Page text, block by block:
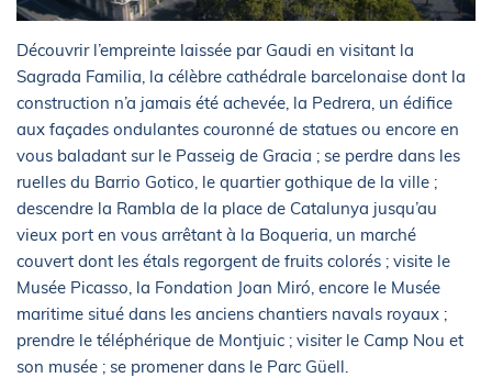
Découvrir l’empreinte laissée par Gaudi en visitant la
Sagrada Familia, la célèbre cathédrale barcelonaise dont la
construction n’a jamais été achevée, la Pedrera, un édifice
aux façades ondulantes couronné de statues ou encore en
vous baladant sur le Passeig de Gracia ; se perdre dans les
ruelles du Barrio Gotico, le quartier gothique de la ville ;
descendre la Rambla de la place de Catalunya jusqu’au
vieux port en vous arrêtant à la Boqueria, un marché
couvert dont les étals regorgent de fruits colorés ; visite le
Musée Picasso, la Fondation Joan Miró, encore le Musée
maritime situé dans les anciens chantiers navals royaux ;
prendre le téléphérique de Montjuic ; visiter le Camp Nou et
son musée ; se promener dans le Parc Güell.